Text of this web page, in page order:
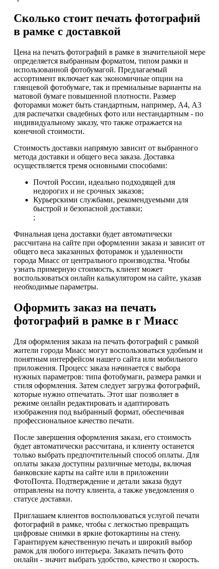
Сколько стоит печать фотографий
в рамке с доставкой
Цена на печать фотографий в рамке в значительной мере
определяется выбранным форматом, типом рамки и
использованной фотобумагой. Предлагаемый
ассортимент включает как экономичные опции на
глянцевой фотобумаге, так и премиальные варианты на
матовой бумаге повышенной плотности. Размер
фоторамки может быть стандартным, например, А4, А3
для распечатки свадебных фото или нестандартным - по
индивидуальному заказу, что также отражается на
конечной стоимости.
Стоимость доставки напрямую зависит от выбранного
метода доставки и общего веса заказа. Доставка
осуществляется тремя основными способами:
Почтой России, идеально подходящей для
недорогих и не срочных заказов;
Курьерскими службами, рекомендуемыми для
быстрой и безопасной доставки;
;
Финальная цена доставки будет автоматически
рассчитана на сайте при оформлении заказа и зависит от
общего веса заказанных фоторамок и удаленности
города Миасс от центрального производства. Чтобы
узнать примерную стоимость, клиент может
воспользоваться онлайн калькулятором на сайте, указав
необходимые параметры.
Оформить заказ на печать
фотографий в рамке в г Миасс
Для оформления заказа на печать фотографий с рамкой
жители города Миасс могут воспользоваться удобным и
понятным интерфейсом нашего сайта или мобильного
приложения. Процесс заказа начинается с выбора
нужных параметров: типа фотобумаги, размера рамки и
стиля оформления. Затем следует загрузка фотографий,
которые нужно отпечатать. Этот шаг позволяет в
режиме онлайн редактировать и адаптировать
изображения под выбранный формат, обеспечивая
профессиональное качество печати.
После завершения оформления заказа, его стоимость
будет автоматически рассчитана, и клиенту останется
только выбрать предпочтительный способ оплаты. Для
оплаты заказа доступны различные методы, включая
банковские карты на сайте или в приложении
ФотоПочта. Подтверждение и детали заказа будут
отправлены на почту клиента, а также уведомления о
статусе доставки.
Приглашаем клиентов воспользоваться услугой печати
фотографий в рамке, чтобы с легкостью превращать
цифровые снимки в яркие фотокартины на стену.
Гарантируем качественную печать и широкий выбор
рамок для любого интерьера. Заказать печать фото
онлайн - значит выбрать удобство, качество и скорость.